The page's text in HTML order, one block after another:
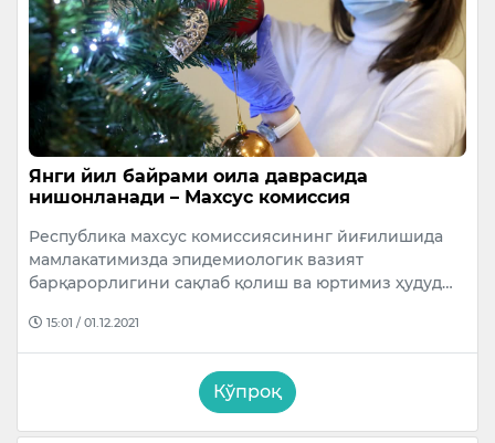
Янги йил байрами оила даврасида
нишонланади – Махсус комиссия
Республика махсус комиссиясининг йиғилишида
мамлакатимизда эпидемиологик вазият
барқарорлигини сақлаб қолиш ва юртимиз ҳудуд…
15:01 / 01.12.2021
Кўпроқ